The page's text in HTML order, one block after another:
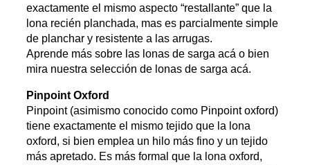
exactamente el mismo aspecto “restallante” que la
lona recién planchada, mas es parcialmente simple
de planchar y resistente a las arrugas.
Aprende más sobre las lonas de sarga acá o bien
mira nuestra selección de lonas de sarga acá.
Pinpoint Oxford
Pinpoint (asimismo conocido como Pinpoint oxford)
tiene exactamente el mismo tejido que la lona
oxford, si bien emplea un hilo más fino y un tejido
más apretado. Es más formal que la lona oxford,